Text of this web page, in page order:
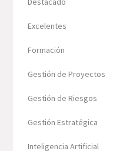
Excelentes
Formación
Gestión de Proyectos
Gestión de Riesgos
Gestión Estratégica
Inteligencia Artificial